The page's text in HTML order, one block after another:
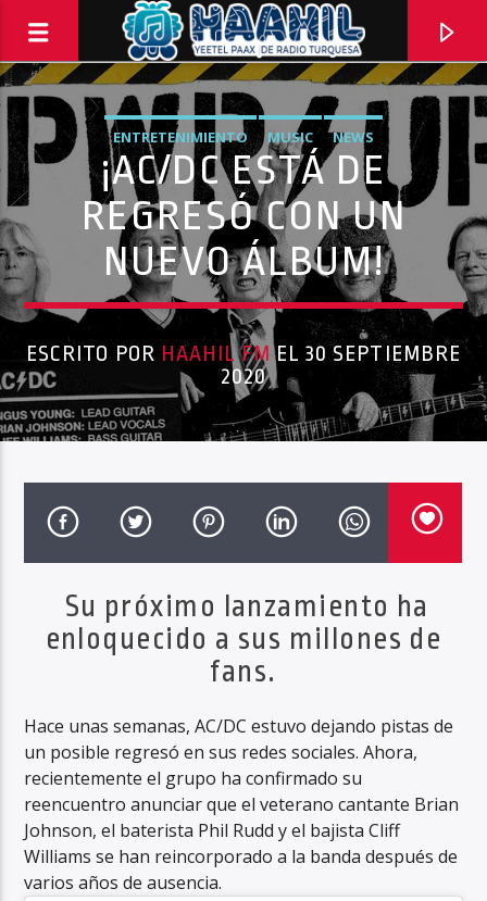
PROGRAMA ACTUAL
PASAPORTE MUNDIAL
Haahil FM
ENTRETENIMIENTO MUSIC NEWS
¡AC/DC ESTÁ DE
REGRESÓ CON UN
NUEVO ÁLBUM!
ESCRITO POR HAAHIL FM EL 30 SEPTIEMBRE
2020
Su próximo lanzamiento ha
enloquecido a sus millones de
fans.
Hace unas semanas, AC/DC estuvo dejando pistas de
un posible regresó en sus redes sociales. Ahora,
recientemente el grupo ha confirmado su
reencuentro anunciar que el veterano cantante Brian
Johnson, el baterista Phil Rudd y el bajista Cliff
Williams se han reincorporado a la banda después de
varios años de ausencia.